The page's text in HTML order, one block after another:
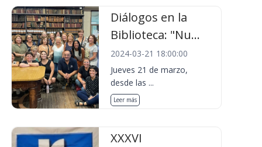
Diálogos en la
Biblioteca: "Nu...
2024-03-21 18:00:00
Jueves 21 de marzo,
desde las ...
Leer más
XXXVI